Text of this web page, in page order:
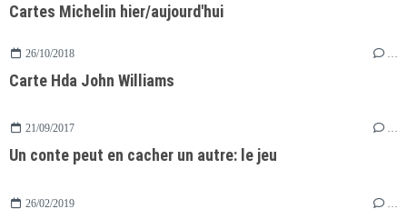
Cartes Michelin hier/aujourd'hui
26/10/2018 …
Carte Hda John Williams
21/09/2017 …
Un conte peut en cacher un autre: le jeu
26/02/2019